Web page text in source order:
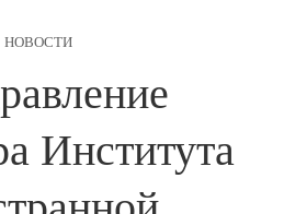
НОВОСТИ
Института